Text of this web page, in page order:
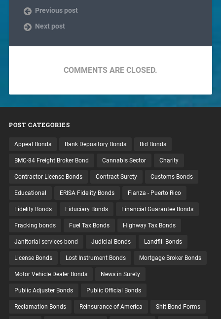
Previous post
Next post
COMMENTS ARE CLOSED.
POST CATEGORIES
Appeal Bonds Bank Depository Bonds Bid Bonds
BMC-84 Freight Broker Bond Cannabis Sector Charity
Contractor License Bonds Contract Surety Customs Bonds
Educational ERISA Fidelity Bonds Fianza - Puerto Rico
Fidelity Bonds Fiduciary Bonds Financial Guarantee Bonds
Fracking bonds Fuel Tax Bonds Highway Tax Bonds
Janitorial services bond Judicial Bonds Landfill Bonds
License Bonds Lost Instrument Bonds Mortgage Broker Bonds
Motor Vehicle Dealer Bonds News in Surety
Public Adjuster Bonds Public Official Bonds
Reclamation Bonds Reinsurance of America Shit Bond Forms